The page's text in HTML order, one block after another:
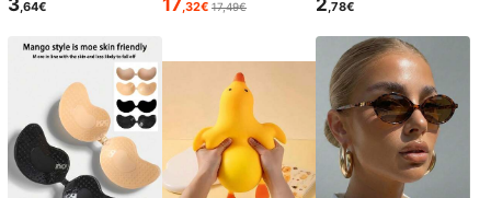
,64€ ,32€ 17,49€ ,78€